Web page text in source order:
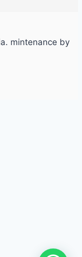
mintenance by